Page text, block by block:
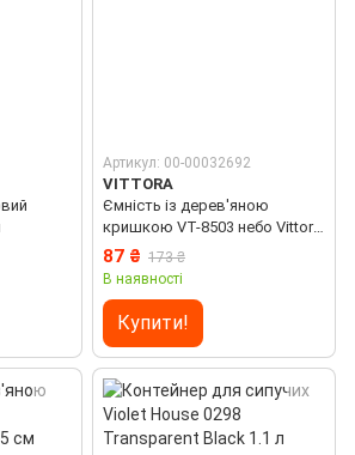
Артикул: 00-00032692
VITTORA
Ємність із дерев'яною
кришкою VТ-8503 небо Vittora
10 см
87 ₴ 173 ₴
В наявності
Купити!